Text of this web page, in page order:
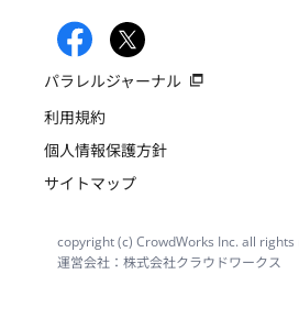
パラレルジャーナル
利用規約
個人情報保護方針
サイトマップ
copyright (c) CrowdWorks Inc. all rights
運営会社：株式会社クラウドワークス